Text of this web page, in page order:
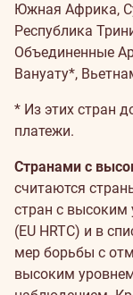
Южная Африка,
Республика
Объединенные
Вануату*,
* Из этих стран
платежи.
Странами с
считаются
стран с высоким
(EU HRTC) и в
мер борьбы с
высоким